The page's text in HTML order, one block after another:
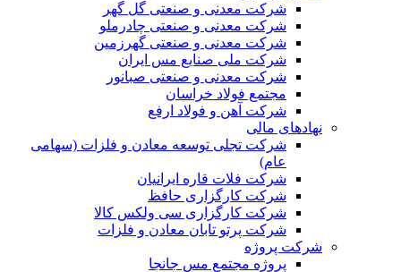
شرکت معدنی و صنعتی گل گهر
شرکت معدنی و صنعتی چادرملو
شرکت معدنی و صنعتی گهرزمین
شرکت ملی صنایع مس ایران
شرکت معدنی و صنعتی صبانور
مجتمع فولاد خراسان
شرکت آهن و فولاد ارفع
نهادهای مالی
شرکت تجلی توسعه معادن و فلزات (سهامی
عام)
شرکت فلات قاره ایرانیان
شرکت کارگزاری حافظ
شرکت کارگزاری سی ولکس کالا
شرکت پرتو تابان معادن و فلزات
شرکت پروژه
پروژه مجتمع مس جانجا